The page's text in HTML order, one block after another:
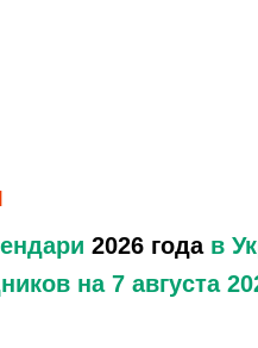
2026 года в
на 7 августа